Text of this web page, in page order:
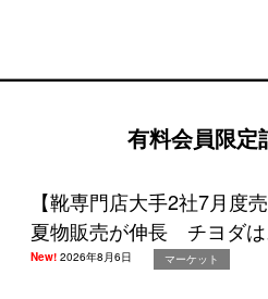
有料会員限定
【靴専門店大手2社7月度
夏物販売が伸長 チヨダ
New!2026年8月6日 マーケット